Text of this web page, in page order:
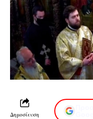
Δημοσίευση